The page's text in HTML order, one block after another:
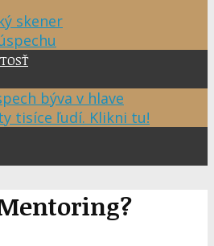
skener
býva v hlave
tisíce ľudí. Klikni tu!